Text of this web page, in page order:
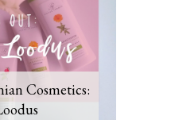
Cosmetics: